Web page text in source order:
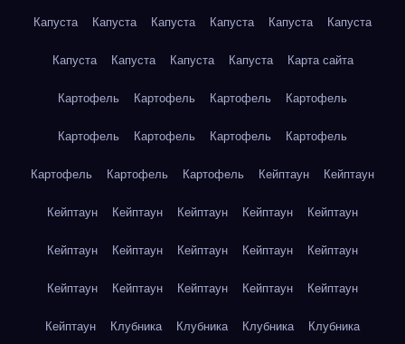
Капуста Капуста Капуста Капуста Капуста Капуста
Капуста Капуста Капуста Капуста Карта сайта
Картофель Картофель Картофель Картофель
Картофель Картофель Картофель Картофель
Картофель Картофель Картофель Кейптаун Кейптаун
Кейптаун Кейптаун Кейптаун Кейптаун Кейптаун
Кейптаун Кейптаун Кейптаун Кейптаун Кейптаун
Кейптаун Кейптаун Кейптаун Кейптаун Кейптаун
Кейптаун Клубника Клубника Клубника Клубника